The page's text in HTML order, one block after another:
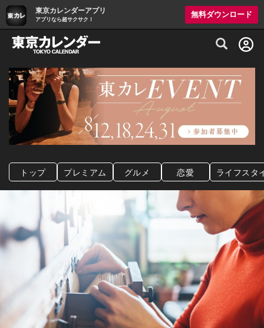
東京カレンダーアプリ
アプリなら超サクサク！
無料ダウンロード
グルメ情報・プレミアムレストラン予約
トップ プレミアム グルメ 恋愛 ライフスタ